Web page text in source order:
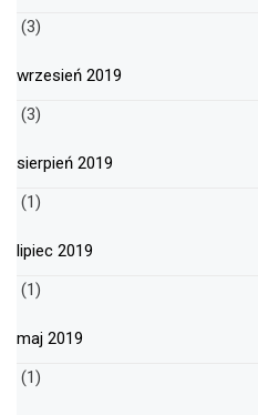
(3)
wrzesień 2019
(3)
sierpień 2019
(1)
lipiec 2019
(1)
maj 2019
(1)